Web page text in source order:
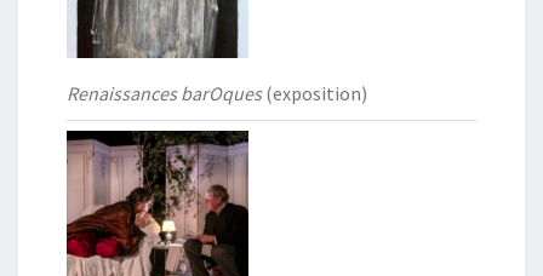
Renaissances barOques(exposition)